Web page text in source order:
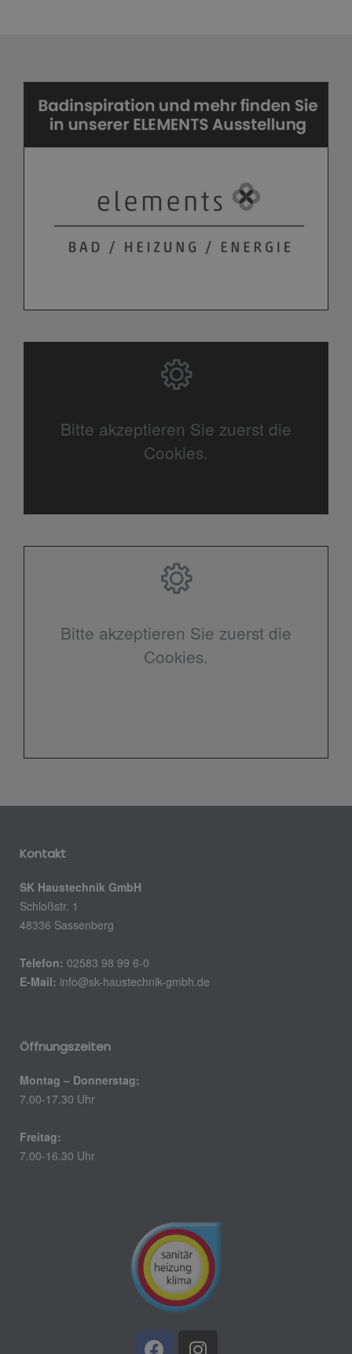
Bitte akzeptieren Sie zuerst die
Cookies.
Bitte akzeptieren Sie zuerst die
Cookies.
Kontakt
SK Haustechnik GmbH
Schloßstr. 1
48336 Sassenberg
Telefon: 02583 98 99 6-0
E-Mail: info@sk-haustechnik-gmbh.de
Öffnungszeiten
Montag – Donnerstag:
7.00-17.30 Uhr
Freitag:
7.00-16.30 Uhr